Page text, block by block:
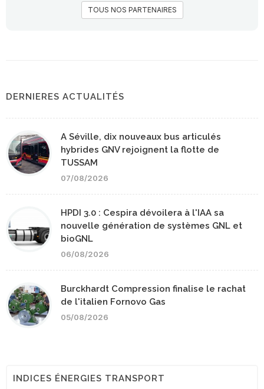
TOUS NOS PARTENAIRES
DERNIERES ACTUALITÉS
A Séville, dix nouveaux bus articulés
hybrides GNV rejoignent la flotte de
TUSSAM
07/08/2026
HPDI 3.0 : Cespira dévoilera à l'IAA sa
nouvelle génération de systèmes GNL et
bioGNL
06/08/2026
Burckhardt Compression finalise le rachat
de l'italien Fornovo Gas
05/08/2026
INDICES ÉNERGIES TRANSPORT